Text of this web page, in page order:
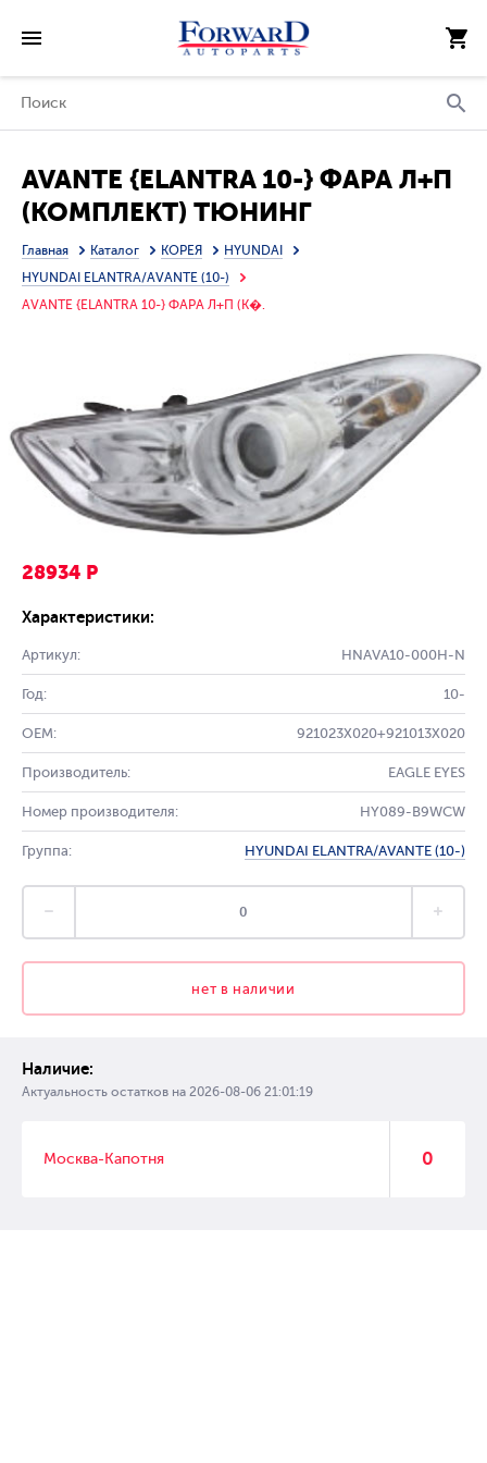
AVANTE {ELANTRA 10-} ФАРА Л+П
(КОМПЛЕКТ) ТЮНИНГ
ЛИНЗОВАН С
СВЕТЯЩ.СЕКЦИЯМИ +/- П/
КОРРЕКТОР (EAGLE EYES)
Главная Каталог КОРЕЯ
HYUNDAI
HYUNDAI ELANTRA/AVANTE (10-)
AVANTE {ELANTRA 10-} ФАРА Л+П (К�.
28934 Р
Характеристики:
Артикул: HNAVA10-000H-N
Год: 10-
OEM: 921023X020+921013X020
Производитель: EAGLE EYES
Номер производителя: HY089-B9WCW
Группа: HYUNDAI ELANTRA/AVANTE (10-)
нет в наличии
Наличие:
Актуальность остатков на 2026-08-06 21:01:19
Москва-Капотня 0